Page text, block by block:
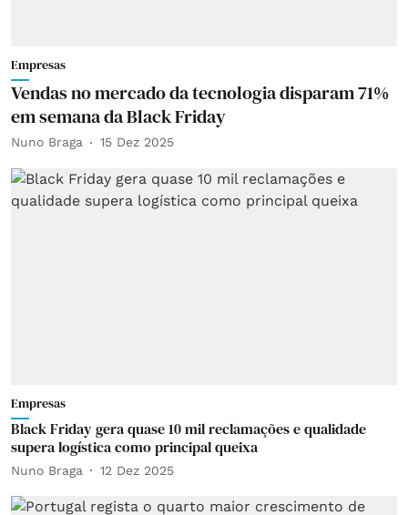
Empresas
Vendas no mercado da tecnologia disparam 71%
em semana da Black Friday
Nuno Braga 15 Dez 2025
Empresas
Black Friday gera quase 10 mil reclamações e qualidade
supera logística como principal queixa
Nuno Braga 12 Dez 2025